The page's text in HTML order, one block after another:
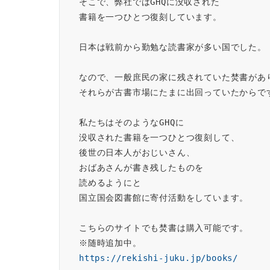
書籍を一つひとつ復刻しています。
日本は戦前から勤勉な読書家が多い国でした。
なので、一般庶民の家に残されていた焚書があ
それらが古書市場にたまに出回っていたからで
私たちはそのようなGHQに
没収された書籍を一つひとつ復刻して、
後世の日本人がおじいさん、
おばあさんが書き残したものを
読めるようにと
国立国会図書館に寄付活動をしています。
こちらのサイトでも焚書は購入可能です。
※随時追加中。
https://rekishi-juku.jp/books/